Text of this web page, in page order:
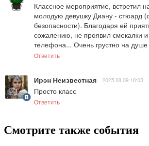
Классное мероприятие, встретил
молодую девушку Диану - стюард
безопасности). Благодаря ей
сожалению, не проявил смекалки
телефона... Очень грустно на душе
Ответить
Ирэн Неизвестная 2025.08.09 18:03
Просто класс
Ответить
Смотрите также события